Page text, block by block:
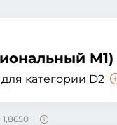
M1)
категории D2
1,8650 l